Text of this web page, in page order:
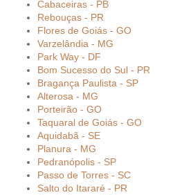
Cabaceiras - PB
Rebouças - PR
Flores de Goiás - GO
Varzelândia - MG
Park Way - DF
Bom Sucesso do Sul - PR
Bragança Paulista - SP
Alterosa - MG
Porteirão - GO
Taquaral de Goiás - GO
Aquidabã - SE
Planura - MG
Pedranópolis - SP
Passo de Torres - SC
Salto do Itararé - PR